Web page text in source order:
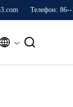
Телефон: 86--
